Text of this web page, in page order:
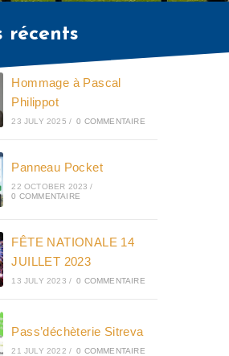
récents
Hommage à Pascal
Philippot
23 JULY 2025 / 0 COMMENTAIRE
Panneau Pocket
22 OCTOBER 2023 /
0 COMMENTAIRE
FÊTE NATIONALE 14
JUILLET 2023
13 JULY 2023 / 0 COMMENTAIRE
Pass’déchèterie Sitreva
21 JULY 2022 / 0 COMMENTAIRE